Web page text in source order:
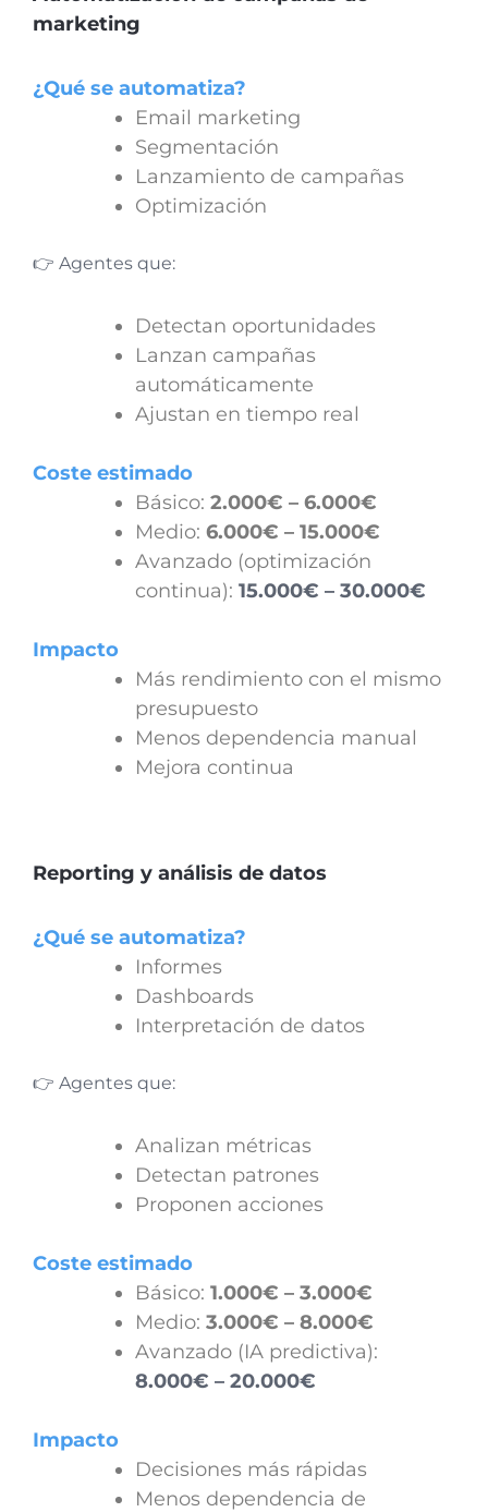
marketing
¿Qué se automatiza?
Email marketing
Segmentación
Lanzamiento de campañas
Optimización
👉 Agentes que:
Detectan oportunidades
Lanzan campañas
automáticamente
Ajustan en tiempo real
Coste estimado
Básico: 2.000€ – 6.000€
Medio: 6.000€ – 15.000€
Avanzado (optimización
continua): 15.000€ – 30.000€
Impacto
Más rendimiento con el mismo
presupuesto
Menos dependencia manual
Mejora continua
Reporting y análisis de datos
¿Qué se automatiza?
Informes
Dashboards
Interpretación de datos
👉 Agentes que:
Analizan métricas
Detectan patrones
Proponen acciones
Coste estimado
Básico: 1.000€ – 3.000€
Medio: 3.000€ – 8.000€
Avanzado (IA predictiva):
8.000€ – 20.000€
Impacto
Decisiones más rápidas
Menos dependencia de